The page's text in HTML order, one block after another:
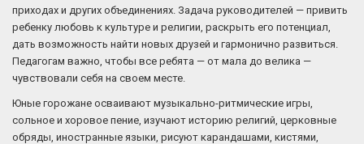
приходах и других объединениях. Задача руководителей — привить
ребенку любовь к культуре и религии, раскрыть его потенциал,
дать возможность найти новых друзей и гармонично развиться.
Педагогам важно, чтобы все ребята — от мала до велика —
чувствовали себя на своем месте.
Юные горожане осваивают музыкально-ритмические игры,
сольное и хоровое пение, изучают историю религий, церковные
обряды, иностранные языки, рисуют карандашами, кистями,